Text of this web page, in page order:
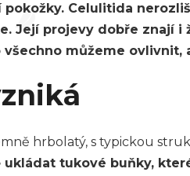
Celulitida
Její projevy dobře znají i
můžeme
hrbolatý, s typickou
tukové buňky,